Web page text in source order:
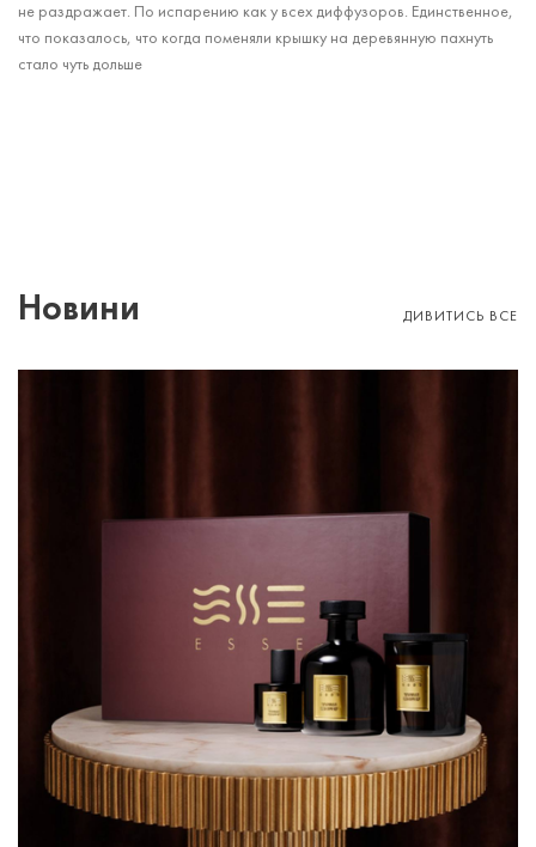
не раздражает. По испарению как у всех диффузоров. Единственное,
что показалось, что когда поменяли крышку на деревянную пахнуть
стало чуть дольше
Новини ДИВИТИСЬ ВСЕ